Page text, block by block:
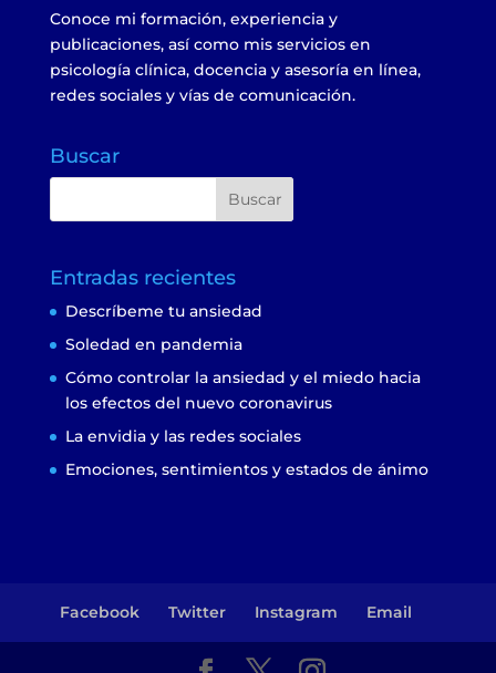
Conoce mi formación, experiencia y
publicaciones, así como mis servicios en
psicología clínica, docencia y asesoría en línea,
redes sociales y vías de comunicación.
Buscar
Entradas recientes
Descríbeme tu ansiedad
Soledad en pandemia
Cómo controlar la ansiedad y el miedo hacia
los efectos del nuevo coronavirus
La envidia y las redes sociales
Emociones, sentimientos y estados de ánimo
Facebook Twitter Instagram Email